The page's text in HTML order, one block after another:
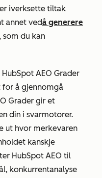
iverksette tiltak
annet vedå generere
som du kan
HubSpot AEO Grader
for å gjennomgå
Grader gir et
din i svarmotorer.
ut hvor merkevaren
kanskje
HubSpot AEO til
konkurrentanalyse